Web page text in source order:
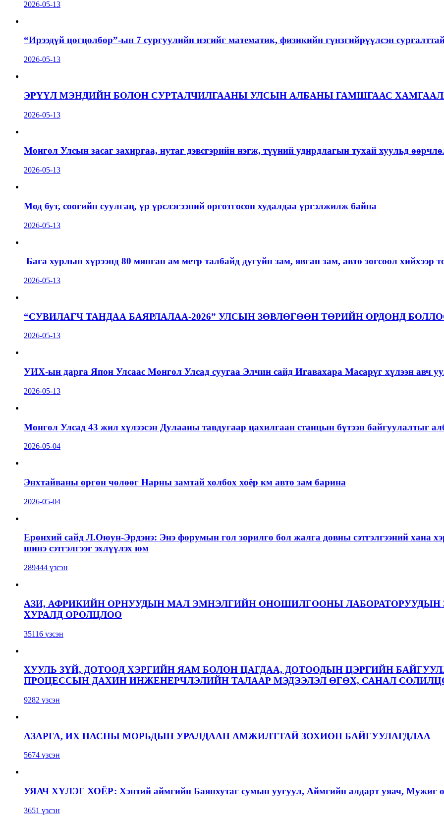
2026-05-13
“Ирээдүй цогцолбор”-ын 7 сургуулийн нэгийг математик, физикийн гүнзгийрүүлсэн
2026-05-13
ЭРҮҮЛ МЭНДИЙН БОЛОН СУРТАЛЧИЛГААНЫ УЛСЫН АЛБАНЫ ГАМШГААС
2026-05-13
Монгол Улсын засаг захиргаа, нутаг дэвсгэрийн нэгж, түүний удирдлагын тухай хуульд
2026-05-13
Мод бут, сөөгийн суулгац, үр үрслэгээний өргөтгөсөн худалдаа үргэлжилж байна
2026-05-13
Бага хурлын хүрээнд 80 мянган ам метр талбайд дугуйн зам, явган зам, авто зогсоол хийхээр
2026-05-13
“СУВИЛАГЧ ТАНДАА БАЯРЛАЛАА-2026” УЛСЫН ЗӨВЛӨГӨӨН ТӨРИЙН ОРДОНД
2026-05-13
УИХ-ын дарга Япон Улсаас Монгол Улсад суугаа Элчин сайд Игавахара Масарүг хүлээн авч
2026-05-13
Монгол Улсад 43 жил хүлээсэн Дулааны тавдугаар цахилгаан станцын бүтээн байгуулалтыг
2026-05-04
Энхтайваны өргөн чөлөөг Нарны замтай холбох хоёр км авто зам барина
2026-05-04
Ерөнхий сайд Л.Оюун-Эрдэнэ: Энэ форумын гол зорилго бол жалга довны сэтгэлгээний хана
шинэ сэтгэлгээг эхлүүлэх юм
289444 үзсэн
АЗИ, АФРИКИЙН ОРНУУДЫН МАЛ ЭМНЭЛГИЙН ОНОШИЛГООНЫ ЛАБОРАТОРУУДЫН
ХУРАЛД ОРОЛЦЛОО
35116 үзсэн
ХУУЛЬ ЗҮЙ, ДОТООД ХЭРГИЙН ЯАМ БОЛОН ЦАГДАА, ДОТООДЫН ЦЭРГИЙН
ПРОЦЕССЫН ДАХИН ИНЖЕНЕРЧЛЭЛИЙН ТАЛААР МЭДЭЭЛЭЛ ӨГӨХ, САНАЛ
9282 үзсэн
АЗАРГА, ИХ НАСНЫ МОРЬДЫН УРАЛДААН АМЖИЛТТАЙ ЗОХИОН БАЙГУУЛАГДЛАА
5674 үзсэн
УЯАЧ ХҮЛЭГ ХОЁР: Хэнтий аймгийн Баянхутаг сумын уугуул, Аймгийн алдарт уяач, Мужиг
3651 үзсэн